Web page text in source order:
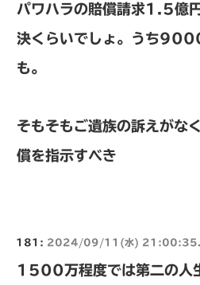
パワハラの賠償請求1.5億
決くらいでしょ。うち
も。
そもそもご遺族の訴えがな
償を指示すべき
181: 2024/09/11(水)
1500万程度では第二の人